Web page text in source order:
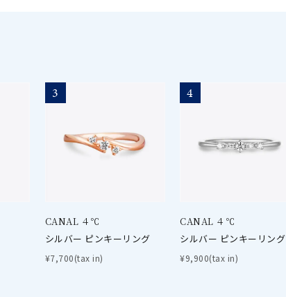
3
CANAL ４℃
シルバー ピンキーリング
¥7,700(tax in)
4
CANAL ４℃
シルバー ピンキーリング
¥9,900(tax in)